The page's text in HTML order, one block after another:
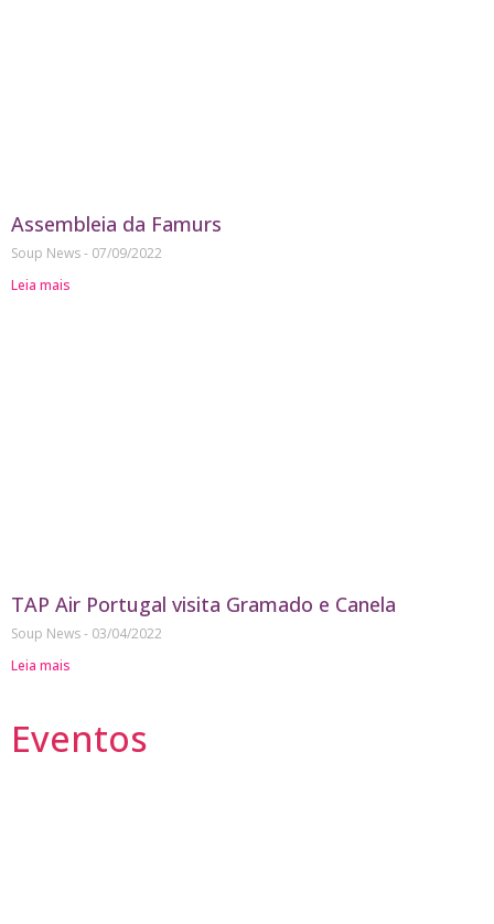
Assembleia da Famurs
Soup News
07/09/2022
Leia mais
TAP Air Portugal visita Gramado e Canela
Soup News
03/04/2022
Leia mais
Eventos